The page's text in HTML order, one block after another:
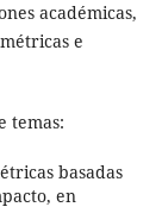
académicas,
e
temas:
basadas
en